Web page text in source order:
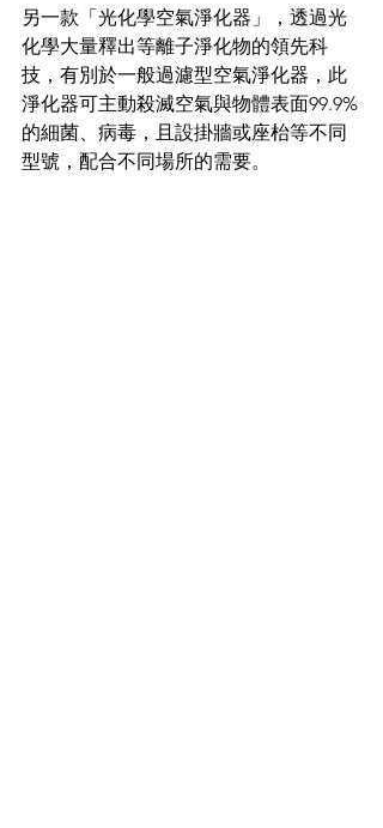
另一款「光化學空氣淨化器」，透過光
化學大量釋出等離子淨化物的領先科
技，有別於一般過濾型空氣淨化器，此
淨化器可主動殺滅空氣與物體表面99.9%
的細菌、病毒，且設掛牆或座枱等不同
型號，配合不同場所的需要。